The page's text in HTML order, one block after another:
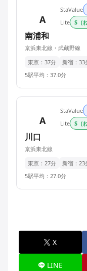
A
StaValue
Lite S（
南浦和
京浜東北線・武蔵野線
東京：37分 新宿：33
5駅平均：37.0分
A
StaValue
Lite S（
川口
京浜東北線
東京：27分 新宿：23
5駅平均：27.0分
X
LINE